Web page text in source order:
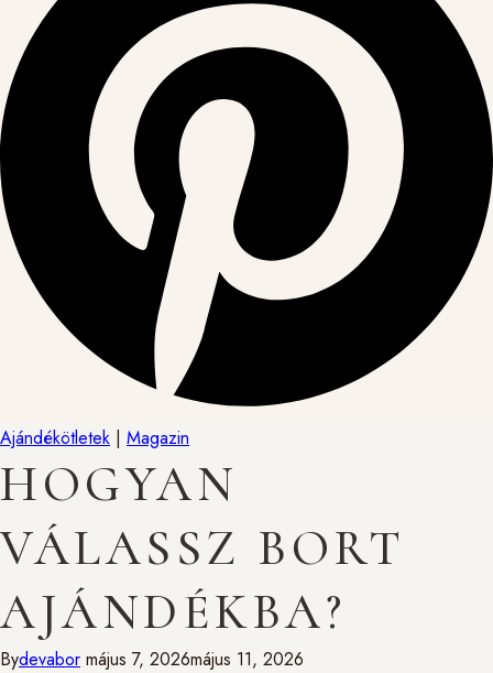
Ajándékötletek | Magazin
HOGYAN
VÁLASSZ BORT
AJÁNDÉKBA?
Bydevabor május 7, 2026május 11, 2026